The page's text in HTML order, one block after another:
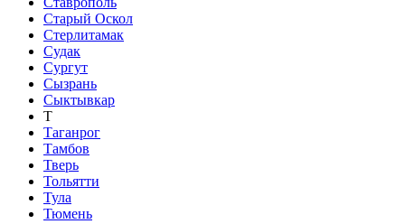
Старый Оскол
Стерлитамак
Судак
Сургут
Сызрань
Сыктывкар
Т
Таганрог
Тамбов
Тверь
Тольятти
Тула
Тюмень